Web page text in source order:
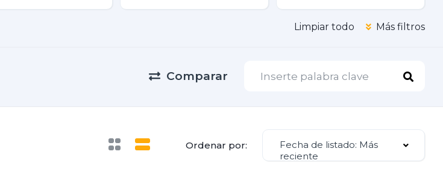
Limpiar todo Más filtros
Comparar
Ordenar por:
Fecha de listado: Más
reciente